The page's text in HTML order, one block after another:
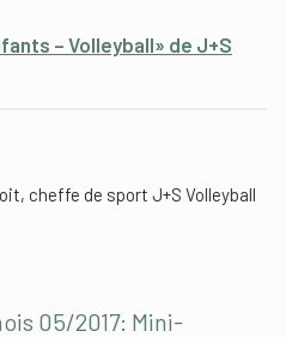
– Volleyball» de J+S
cheffe de sport J+S Volleyball
05/2017: Mini-